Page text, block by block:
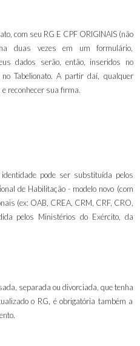
com seu RG E CPF ORIGINAIS (não
duas vezes em um formulário,
dados serão, então, inseridos no
Tabelionato. A partir daí, qualquer
reconhecer sua firma.
pode ser substituída pelos
de Habilitação - modelo novo (com
(ex: OAB, CREA, CRM, CRF, CRO,
pelos Ministérios do Exército, da
separada ou divorciada, que tenha
o RG, é obrigatória também a